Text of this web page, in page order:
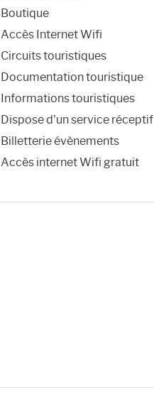
Boutique
Accès Internet Wifi
Circuits touristiques
Documentation touristique
Informations touristiques
Dispose d’un service réceptif
Billetterie évènements
Accès internet Wifi gratuit